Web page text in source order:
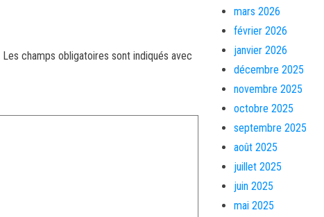
Les champs obligatoires sont indiqués avec
mars 2026
février 2026
janvier 2026
décembre 2025
novembre 2025
octobre 2025
septembre 2025
août 2025
juillet 2025
juin 2025
mai 2025